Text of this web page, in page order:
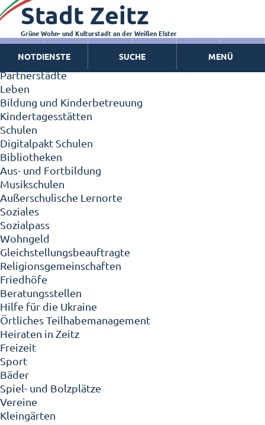
Zeitz - Die Kleinstadt
Willkommen in Zeitz!
Interview mit Oberbürgermeister Christian Thieme
Zeitz - Stadt der Zukunft
Ortschaften
Partnerstädte
Leben
Bildung und Kinderbetreuung
Kindertagesstätten
Schulen
Digitalpakt Schulen
Bibliotheken
Aus- und Fortbildung
Musikschulen
Außerschulische Lernorte
Soziales
Sozialpass
Wohngeld
Gleichstellungsbeauftragte
Religionsgemeinschaften
Friedhöfe
Beratungsstellen
Hilfe für die Ukraine
Örtliches Teilhabemanagement
Heiraten in Zeitz
Freizeit
Sport
Bäder
Spiel- und Bolzplätze
Vereine
Kleingärten
Stadt Zeitz
Grüne Wohn- und Kulturstadt an der Weißen Elster
NOTDIENSTE SUCHE MENÜ